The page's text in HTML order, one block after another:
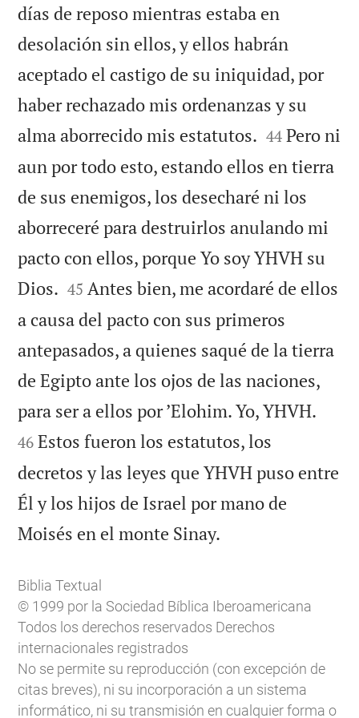
días de reposo mientras estaba en
desolación sin ellos, y ellos habrán
aceptado el castigo de su iniquidad, por
haber rechazado mis ordenanzas y su
alma aborrecido mis estatutos. 

44 Pero ni
aun por todo esto, estando ellos en tierra
de sus enemigos, los desecharé ni los
aborreceré para destruirlos anulando mi
pacto con ellos, porque Yo soy YHVH su
Dios. 

45 Antes bien, me acordaré de ellos
a causa del pacto con sus primeros
antepasados, a quienes saqué de la tierra
de Egipto ante los ojos de las naciones,
para ser a ellos por ’Elohim. Yo, YHVH.
46 Estos fueron los estatutos, los
decretos y las leyes que YHVH puso entre
Él y los hijos de Israel por mano de
Moisés en el monte Sinay.
Biblia Textual
© 1999 por la Sociedad Bíblica Iberoamericana
Todos los derechos reservados Derechos
internacionales registrados
No se permite su reproducción (con excepción de
citas breves), ni su incorporación a un sistema
informático, ni su transmisión en cualquier forma o